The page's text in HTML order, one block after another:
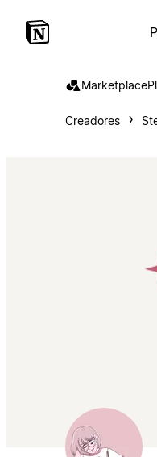
Marketplace
Creadores